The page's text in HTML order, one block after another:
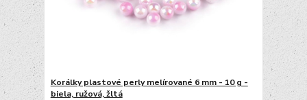
Korálky plastové perly melírované 6 mm - 10 g -
biela, ružová, žltá